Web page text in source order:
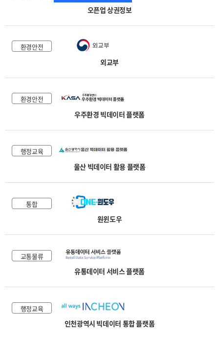
오픈업 상권정보
환경안전
외교부
환경안전
우주환경 빅데이터 플랫폼
행정교육
울산 빅데이터 활용 플랫폼
통합
원윈도우
교통물류
유통데이터 서비스 플랫폼
행정교육
인천광역시 빅데이터 통합 플랫폼